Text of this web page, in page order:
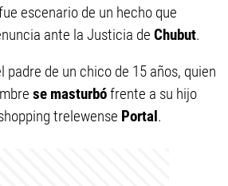
escenario de un hecho que
ante la Justicia de Chubut.
padre de un chico de 15 años, quien
se masturbófrente a su hijo
trelewense Portal.